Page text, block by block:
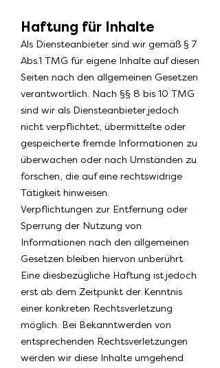
Haftung für Inhal te
Als Diensteanbieter sind wir gemäß § 7
Abs.1 TMG für eigene Inhalte auf diesen
Seiten nach den allgemeinen Gesetzen
verantwortlich. Nach §§ 8 bis 10 TMG
sind wir als Diensteanbieter jedoch
nicht verpflichtet, übermittelte oder
gespeicherte fremde Informationen zu
überwachen oder nach Umständen zu
forschen, die auf eine rechtswidrige
Tätigkeit hinweisen.
Verpflichtungen zur Entfernung oder
Sperrung der Nutzung von
Informationen nach den allgemeinen
Gesetzen bleiben hiervon unberührt.
Eine diesbezügliche Haftung ist jedoch
erst ab dem Zeitpunkt der Kenntnis
einer konkreten Rechtsverletzung
möglich. Bei Bekanntwerden von
entsprechenden Rechtsverletzungen
werden wir diese Inhalte umgehend